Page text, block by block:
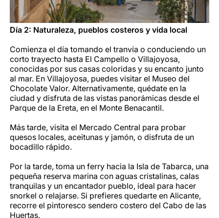
Día 2: Naturaleza, pueblos costeros y vida local
Comienza el día tomando el tranvía o conduciendo un
corto trayecto hasta El Campello o Villajoyosa,
conocidas por sus casas coloridas y su encanto junto
al mar. En Villajoyosa, puedes visitar el Museo del
Chocolate Valor. Alternativamente, quédate en la
ciudad y disfruta de las vistas panorámicas desde el
Parque de la Ereta, en el Monte Benacantil.
Más tarde, visita el Mercado Central para probar
quesos locales, aceitunas y jamón, o disfruta de un
bocadillo rápido.
Por la tarde, toma un ferry hacia la Isla de Tabarca, una
pequeña reserva marina con aguas cristalinas, calas
tranquilas y un encantador pueblo, ideal para hacer
snorkel o relajarse. Si prefieres quedarte en Alicante,
recorre el pintoresco sendero costero del Cabo de las
Huertas.